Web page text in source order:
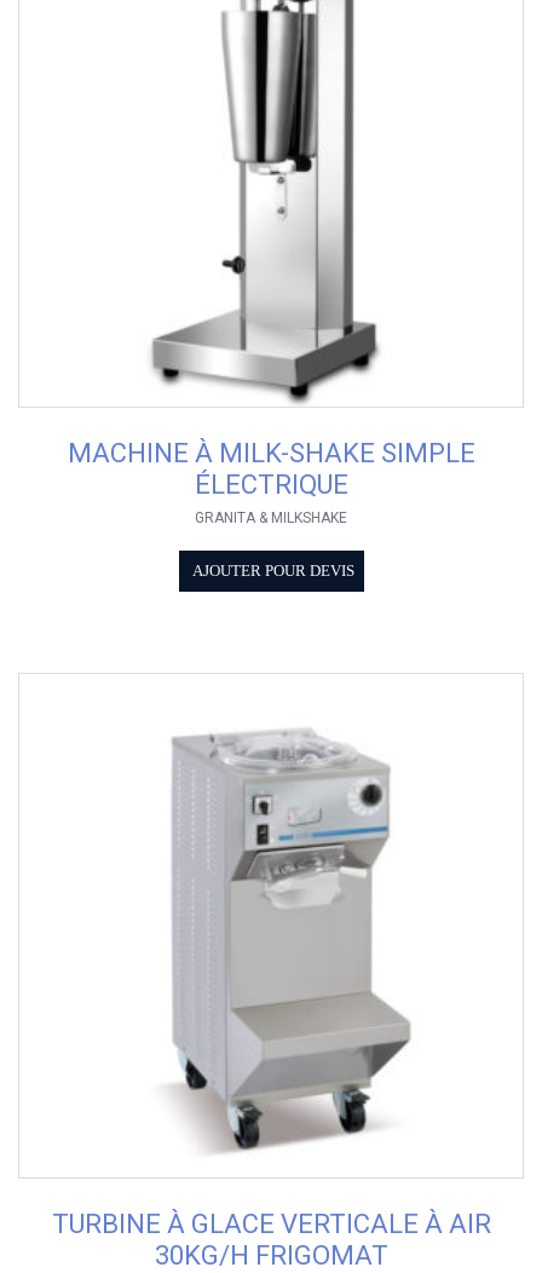
MACHINE À MILK-SHAKE SIMPLE
ÉLECTRIQUE
GRANITA & MILKSHAKE
AJOUTER POUR DEVIS
TURBINE À GLACE VERTICALE À AIR
30KG/H FRIGOMAT